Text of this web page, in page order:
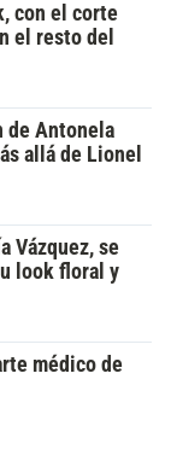
con el corte
el resto del
de Antonela
allá de Lionel
Vázquez, se
look floral y
médico de